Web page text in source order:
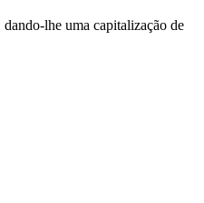
lhe uma capitalização de